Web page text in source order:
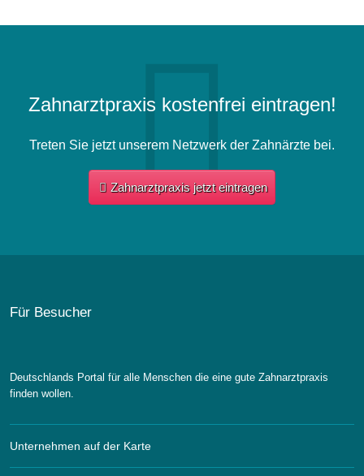
Zahnarztpraxis kostenfrei eintragen!
Treten Sie jetzt unserem Netzwerk der Zahnärzte bei.
Zahnarztpraxis jetzt eintragen
Für Besucher
Deutschlands Portal für alle Menschen die eine gute Zahnarztpraxis
finden wollen.
Unternehmen auf der Karte